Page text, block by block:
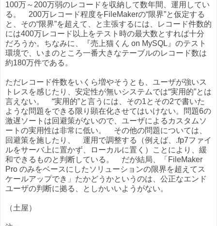
100万～200万弱のレコードを収納して数年間、運用してい
る。 200万レコード程度をFileMakerの“限界”と仮定する
と、その“限界”を超えて、と主張するには、レコード件数的
には400万レコード以上をテスト時の最大数とすれば十分
だろうか。ちなみに、『売上猫くん on MySQL』のテスト
環境で、いまのところ一番大きなテーブルのレコード数は
約180万件である。
ただレコード件数をいくら増やそうとも、ユーザが強いス
トレスを感じたり、安定性が無いシステムでは“実用的”とは
言えない。 “実用的”と言うには、その1とその2で書いた
ような問題をできる限り顕在化させてはいけない。問題6の
激遅ソートは回避策がないので、ユーザによるカスタムソ
ートの実用性は非常に低い。 その他の問題については、
回避策を施したり、 運用で調整する（例えば、.fp7ファイ
ルをサーバ上に置かず、ローカルに置く）ことにより、緩
和できるものと判断している。 だが結局、「FileMaker
Pro のみをベースにしたソリューションの限界を超えてス
ケールアップでき」たかどうかというのは、公正なエンド
ユーザの判断に拠る、としかいいようがない。
（土屋）